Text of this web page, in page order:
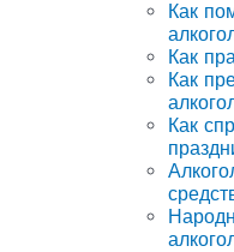
Как
Как
Как
Как